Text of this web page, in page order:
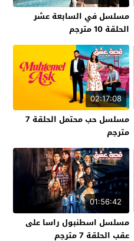
مسلسل في السابعة عشر
الحلقة 10 مترجم
02:17:08
مسلسل حب محتمل الحلقة 7
مترجم
01:56:42
مسلسل اسطنبول راسا على
عقب الحلقة 7 مترجم